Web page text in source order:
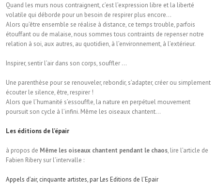
Quand les murs nous contraignent, c’est l’expression libre et la liberté
volatile qui déborde pour un besoin de respirer plus encore…
Alors qu’être ensemble se réalise à distance, ce temps trouble, parfois
étouffant ou de malaise, nous sommes tous contraints de repenser notre
relation à soi, aux autres, au quotidien, à l’environnement, à l’extérieur.
Inspirer, sentir l’air dans son corps, souffler …
Une parenthèse pour se renouveler, rebondir, s’adapter, créer ou simplement
écouter le silence, être, respirer !
Alors que l’humanité s’essouffle, la nature en perpétuel mouvement
poursuit son cycle à l’infini. Même les oiseaux chantent…
Les éditions de l’épair
à propos de Même les oiseaux chantent pendant le chaos, lire l’article de
Fabien Ribery sur l’intervalle :
Appels d’air, cinquante artistes, par Les Editions de l’Epair